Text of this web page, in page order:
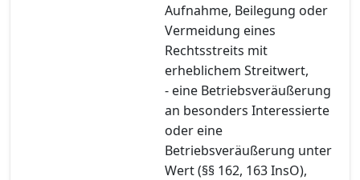
Aufnahme, Beilegung oder
Vermeidung eines
Rechtsstreits mit
erheblichem Streitwert,
- eine Betriebsveräußerung
an besonders Interessierte
oder eine
Betriebsveräußerung unter
Wert (§§ 162, 163 InsO),